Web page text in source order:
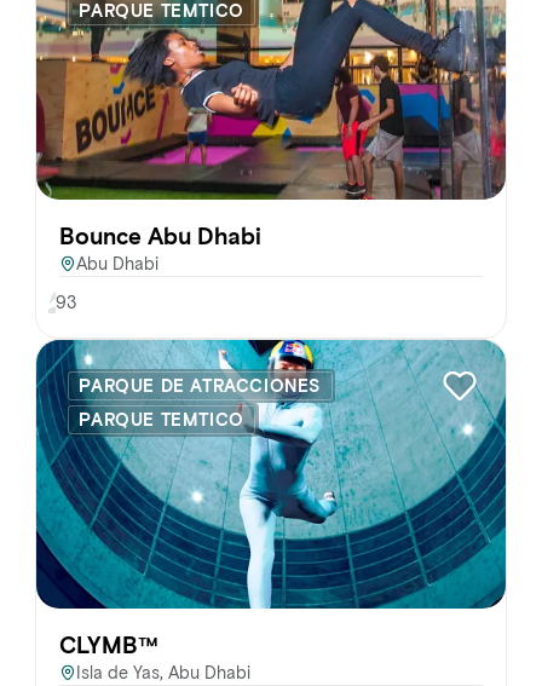
PARQUE TEMTICO
Bounce Abu Dhabi
Abu Dhabi
93
PARQUE DE ATRACCIONES
PARQUE TEMTICO
CLYMB™
Isla de Yas, Abu Dhabi